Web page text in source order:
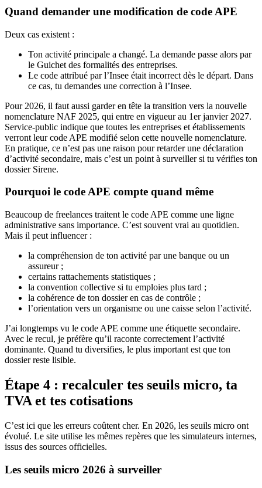
Quand demander une modification de code APE
Deux cas existent :
Ton activité principale a changé. La demande passe alors par
le Guichet des formalités des entreprises.
Le code attribué par l’Insee était incorrect dès le départ. Dans
ce cas, tu demandes une correction à l’Insee.
Pour 2026, il faut aussi garder en tête la transition vers la nouvelle
nomenclature NAF 2025, qui entre en vigueur au 1er janvier 2027.
Service-public indique que toutes les entreprises et établissements
verront leur code APE modifié selon cette nouvelle nomenclature.
En pratique, ce n’est pas une raison pour retarder une déclaration
d’activité secondaire, mais c’est un point à surveiller si tu vérifies ton
dossier Sirene.
Pourquoi le code APE compte quand même
Beaucoup de freelances traitent le code APE comme une ligne
administrative sans importance. C’est souvent vrai au quotidien.
Mais il peut influencer :
la compréhension de ton activité par une banque ou un
assureur ;
certains rattachements statistiques ;
la convention collective si tu emploies plus tard ;
la cohérence de ton dossier en cas de contrôle ;
l’orientation vers un organisme ou une caisse selon l’activité.
J’ai longtemps vu le code APE comme une étiquette secondaire.
Avec le recul, je préfère qu’il raconte correctement l’activité
dominante. Quand tu diversifies, le plus important est que ton
dossier reste lisible.
Étape 4 : recalculer tes seuils micro, ta
TVA et tes cotisations
C’est ici que les erreurs coûtent cher. En 2026, les seuils micro ont
évolué. Le site utilise les mêmes repères que les simulateurs internes,
issus des sources officielles.
Les seuils micro 2026 à surveiller